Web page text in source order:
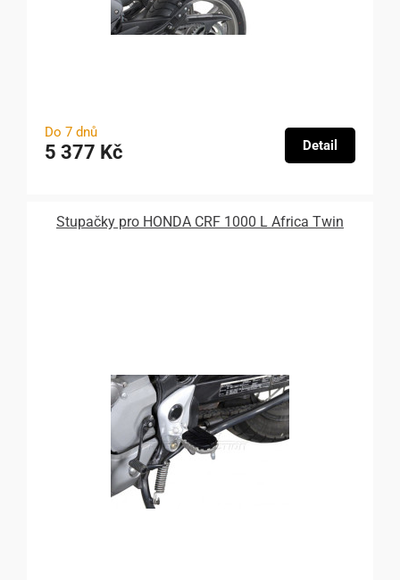
Do 7 dnů
5 377 Kč Detail
Stupačky pro HONDA CRF 1000 L Africa Twin